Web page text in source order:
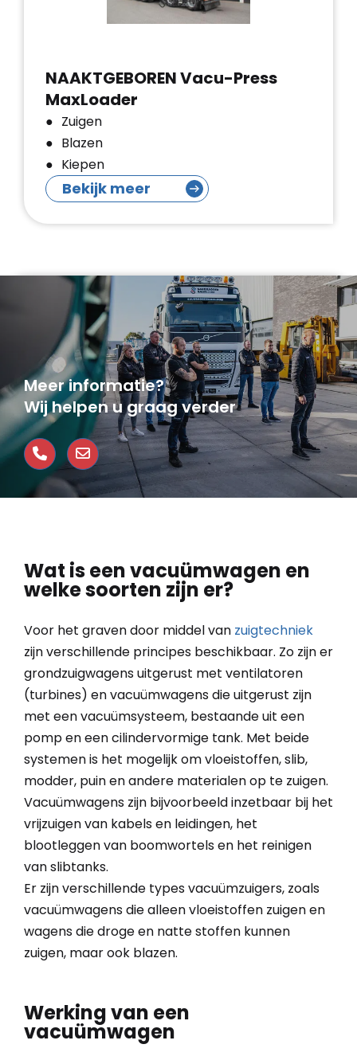
NAAKTGEBOREN Vacu-Press
MaxLoader
Zuigen
Blazen
Kiepen
Bekijk meer
Meer informatie?
Wij helpen u graag verder
Wat is een vacuümwagen en
welke soorten zijn er?
Voor het graven door middel van zuigtechniek
zijn verschillende principes beschikbaar. Zo zijn er
grondzuigwagens uitgerust met ventilatoren
(turbines) en vacuümwagens die uitgerust zijn
met een vacuümsysteem, bestaande uit een
pomp en een cilindervormige tank. Met beide
systemen is het mogelijk om vloeistoffen, slib,
modder, puin en andere materialen op te zuigen.
Vacuümwagens zijn bijvoorbeeld inzetbaar bij het
vrijzuigen van kabels en leidingen, het
blootleggen van boomwortels en het reinigen
van slibtanks.
Er zijn verschillende types vacuümzuigers, zoals
vacuümwagens die alleen vloeistoffen zuigen en
wagens die droge en natte stoffen kunnen
zuigen, maar ook blazen.
Werking van een
vacuümwagen